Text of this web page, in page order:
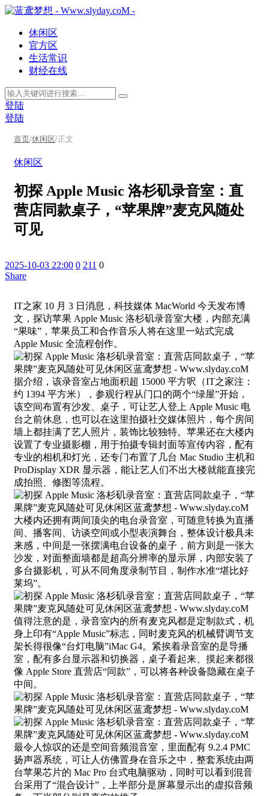
休闲区
官方区
生活常识
财经在线
登陆
登陆
首页/休闲区/正文
休闲区
初探 Apple Music 洛杉矶录音室：直
营店同款桌子，“苹果牌”麦克风随处
可见
2025-10-03 22:00 0 211 0
Share
IT之家 10 月 3 日消息，科技媒体 MacWorld 今天发布博
文，探访苹果 Apple Music 洛杉矶录音室大楼，内部充满
“果味”，苹果员工和合作音乐人将在这里一站式完成
Apple Music 全流程创作。
据介绍，该录音室占地面积超 15000 平方呎（IT之家注：
约 1394 平方米），参观行程从门口的两个“绿屋”开始，
该空间布置有沙发、桌子，可让艺人登上 Apple Music 电
台之前休息，也可以在这里拍摄社交媒体照片，每个房间
墙上都挂满了艺人照片，装饰比较独特。苹果还在大楼内
设置了专业摄影棚，用于拍摄专辑封面等宣传内容，配有
专业的相机和灯光，还专门布置了几台 Mac Studio 主机和
ProDisplay XDR 显示器，能让艺人们不出大楼就能直接完
成拍照、修图等流程。
大楼内还拥有两间顶尖的电台录音室，可随意转换为直播
间、播客间、访谈空间或小型表演舞台，整体设计极具未
来感，中间是一张摆满电台设备的桌子，前方则是一张大
沙发，对面整面墙都是超高分辨率的显示屏，内部安装了
多台摄影机，可从不同角度录制节目，制作水准“堪比好
莱坞”。
值得注意的是，录音室内的所有麦克风都是定制款式，机
身上印有“Apple Music”标志，同时麦克风的机械臂调节支
架长得很像“台灯电脑”iMac G4。紧挨着录音室的是导播
室，配有多台显示器和切换器，桌子看起来、摸起来都很
像 Apple Store 直营店“同款”，可以将各种设备隐藏在桌子
中间。
最令人惊叹的还是空间音频混音室，里面配有 9.2.4 PMC
扬声器系统，可让人仿佛置身在音乐之中，整套系统由两
台苹果芯片的 Mac Pro 台式电脑驱动，同时可以看到混音
台采用了“混合设计”，上半部分是屏幕显示出的虚拟音频